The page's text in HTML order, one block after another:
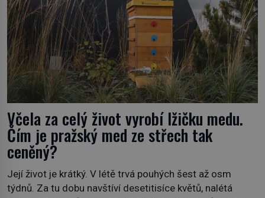
Včela za celý život vyrobí lžičku medu.
Čím je pražský med ze střech tak
ceněný?
Její život je krátký. V létě trvá pouhých šest až osm
týdnů. Za tu dobu navštíví desetitisíce květů, nalétá